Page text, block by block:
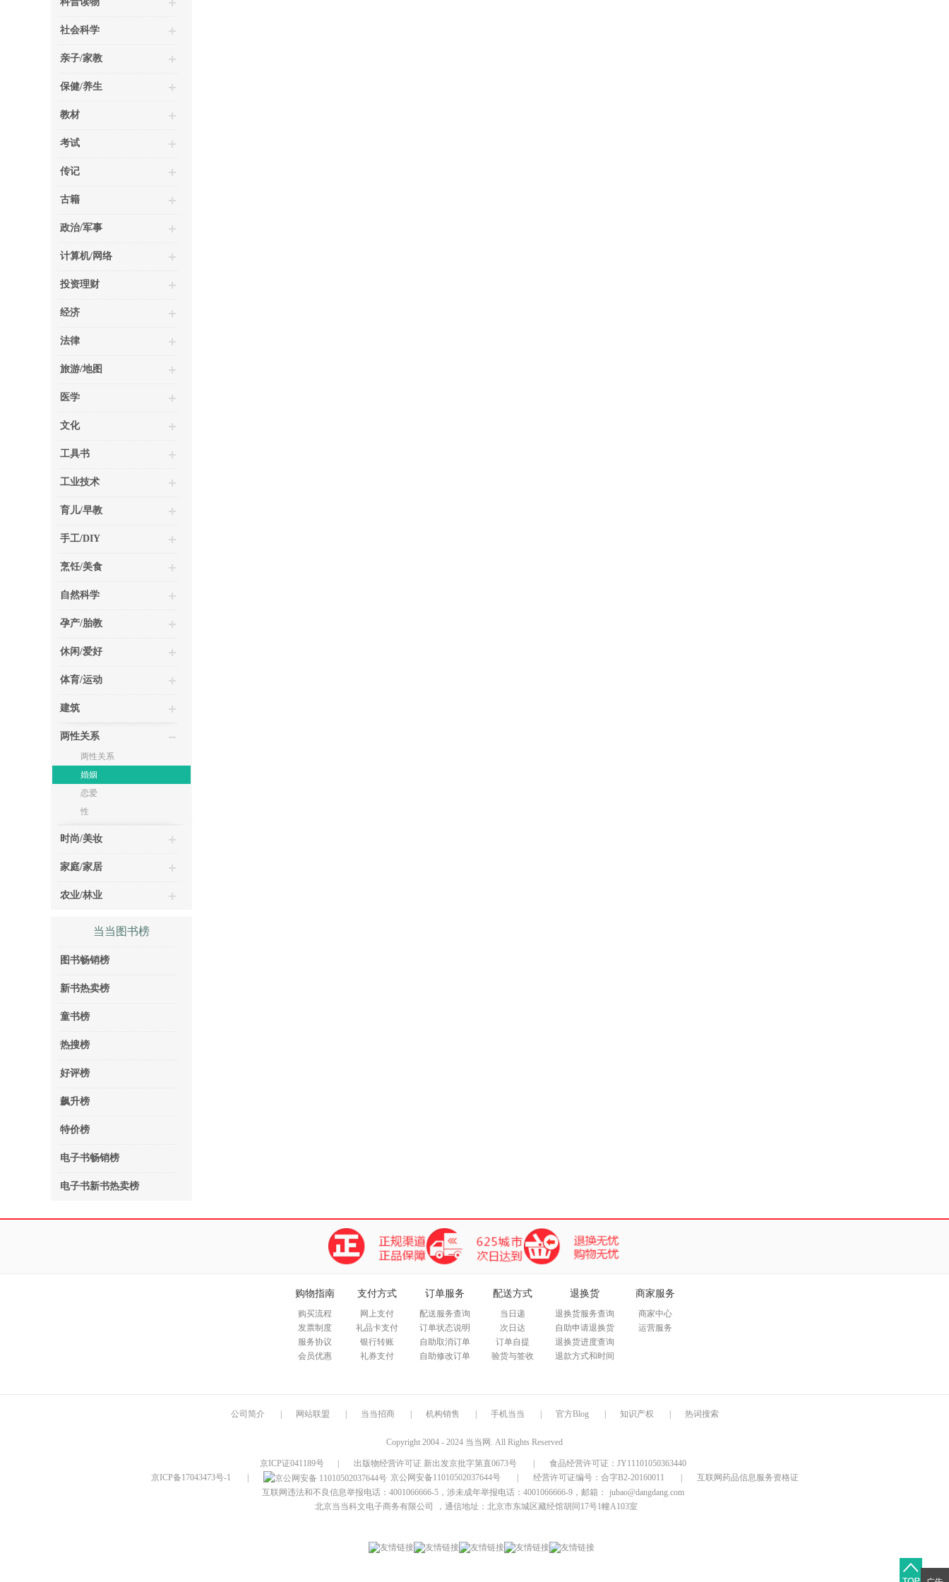
社会科学
亲子/家教
保健/养生
教材
考试
传记
古籍
政治/军事
计算机/网络
投资理财
经济
法律
旅游/地图
医学
文化
工具书
工业技术
育儿/早教
手工/DIY
烹饪/美食
自然科学
孕产/胎教
休闲/爱好
体育/运动
建筑
两性关系
两性关系
婚姻
恋爱
性
时尚/美妆
家庭/家居
农业/林业
当当图书榜
图书畅销榜
新书热卖榜
童书榜
热搜榜
好评榜
飙升榜
特价榜
电子书畅销榜
电子书新书热卖榜
购物指南
购买流程
发票制度
服务协议
会员优惠
支付方式
网上支付
礼品卡支付
银行转账
礼券支付
订单服务
配送服务查询
订单状态说明
自助取消订单
自助修改订单
配送方式
当日递
次日达
订单自提
验货与签收
退换货
退换货服务查询
自助申请退换货
退换货进度查询
退款方式和时间
商家服务
商家中心
运营服务
公司简介 网站联盟 当当招商 机构销售 手机当当 官方Blog 知识产权 热词搜索
Copyright 2004 - 2024 当当网. All Rights Reserved
京ICP证041189号 出版物经营许可证 新出发京批字第直0673号
食品经营许可证：JY11101050363440
京ICP备17043473号-1
京公网安备11010502037644号 经营许可证编号：合字B2-20160011
互联网药品信息服务资格证
互联网违法和不良信息举报电话：4001066666-5，涉未成年举报电话：4001066666-9，邮箱：
jubao@dangdang.com
北京当当科文电子商务有限公司
，通信地址：北京市东城区藏经馆胡同17号1幢A103室